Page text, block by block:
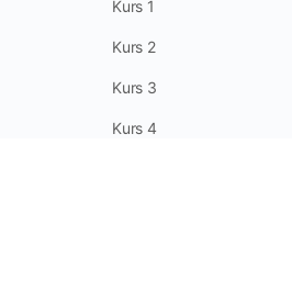
Kurs 1
Kurs 2
Kurs 3
Kurs 4